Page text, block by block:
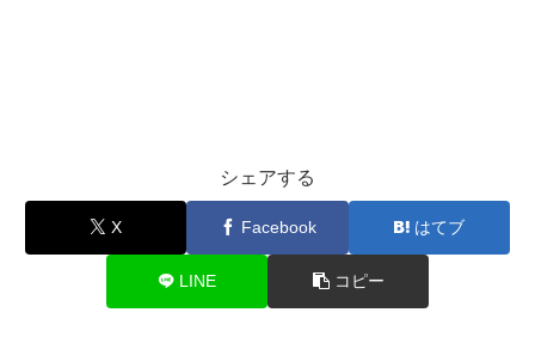
シェアする
X Facebook はてブ
LINE コピー